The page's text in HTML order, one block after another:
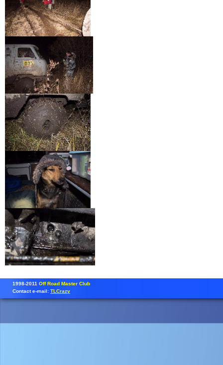
1998-2011 Off Road Master Club
Contact e-mail: TLCrazy